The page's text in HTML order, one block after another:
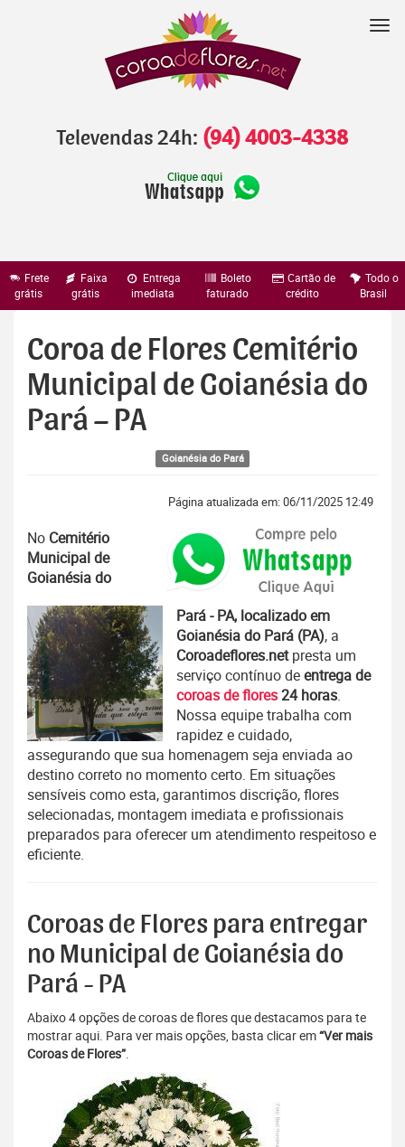
Televendas 24h: (94) 4003-4338
Frete
grátis
Faixa
grátis
Entrega
imediata
Boleto
faturado
Cartão de
crédito
Todo o
Brasil
Coroa de Flores Cemitério
Municipal de Goianésia do
Pará – PA
Goianésia do Pará
Página atualizada em: 06/11/2025 12:49
No Cemitério
Municipal de
Goianésia do
Pará - PA, localizado em
Goianésia do Pará (PA), a
Coroadeflores.netpresta um
serviço contínuo deentrega de
coroas de flores24 horas.
Nossa equipe trabalha com
rapidez e cuidado,
assegurando que sua homenagem seja enviada ao
destino correto no momento certo. Em situações
sensíveis como esta, garantimos discrição, flores
selecionadas, montagem imediata e profissionais
preparados para oferecer um atendimento respeitoso e
eficiente.
Coroas de Flores para entregar
no Municipal de Goianésia do
Pará - PA
Abaixo 4 opções de coroas de flores que destacamos para te
mostrar aqui. Para ver mais opções, basta clicar em“Ver mais
Coroas de Flores”.